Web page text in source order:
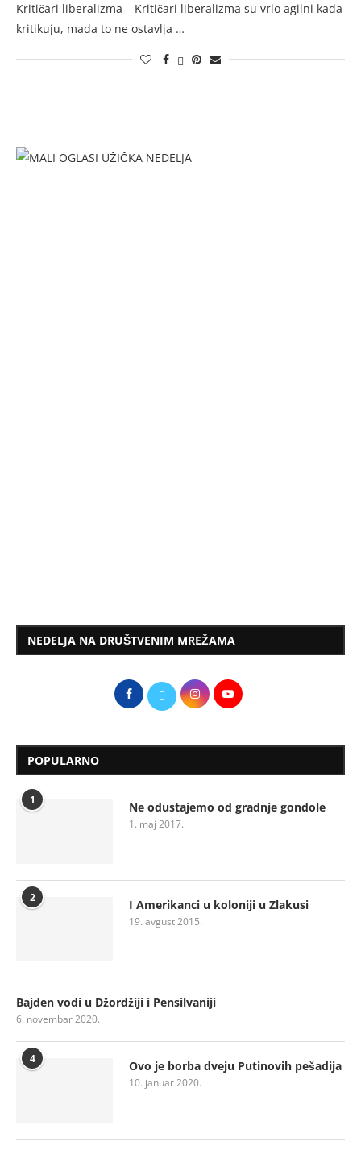
Kritičari liberalizma – Kritičari liberalizma su vrlo agilni kada
kritikuju, mada to ne ostavlja …
NEDELJA NA DRUŠTVENIM MREŽAMA
POPULARNO
1 Ne odustajemo od gradnje gondole
1. maj 2017.
2 I Amerikanci u koloniji u Zlakusi
19. avgust 2015.
Bajden vodi u Džordžiji i Pensilvaniji
6. novembar 2020.
4 Ovo je borba dveju Putinovih pešadija
10. januar 2020.